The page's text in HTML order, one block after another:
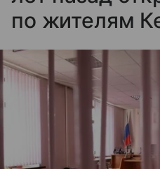
по жителям